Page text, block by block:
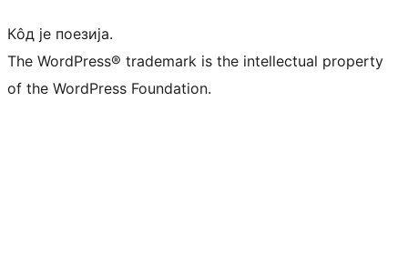
Кôд је поезија.
The WordPress® trademark is the intellectual property
of the WordPress Foundation.